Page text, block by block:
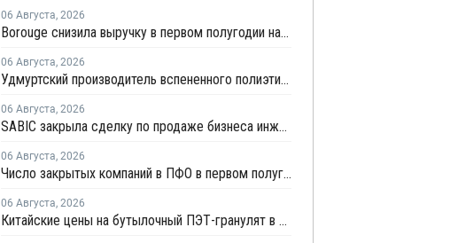
06 Августа, 2026
Borouge снизила выручку в первом полугодии на 5%
06 Августа, 2026
Удмуртский производитель вспененного полиэтилена нарастит выпуск на 15%
06 Августа, 2026
SABIC закрыла сделку по продаже бизнеса инженерных пластиков компании Mutares за USD450 млн
06 Августа, 2026
Число закрытых компаний в ПФО в первом полугодии 2026 года вдвое превысило число новых
06 Августа, 2026
Китайские цены на бутылочный ПЭТ-гранулят в июле демонстрировали сильную волатильность